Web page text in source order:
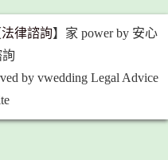
法律諮詢】家 power by 安心
by vwedding Legal Advice